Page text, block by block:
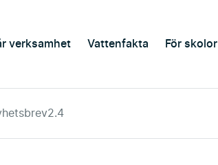
verksamhet Vattenfakta För skolor